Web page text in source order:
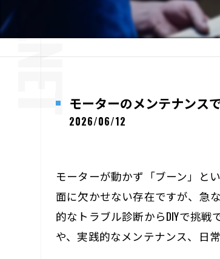
モーターのメンテナンス
2026/06/12
モーターが動かず「ブーン」と
面に欠かせない存在ですが、急
的なトラブル診断からDIYで挑
や、実践的なメンテナンス、日